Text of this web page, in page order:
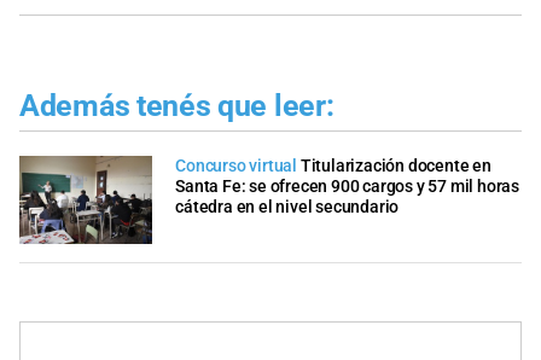
Además tenés que leer:
Concurso virtual Titularización docente en
Santa Fe: se ofrecen 900 cargos y 57 mil horas
cátedra en el nivel secundario